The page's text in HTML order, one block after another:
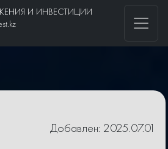
И ИНВЕСТИЦИИ
Добавлен: 2025.07.01